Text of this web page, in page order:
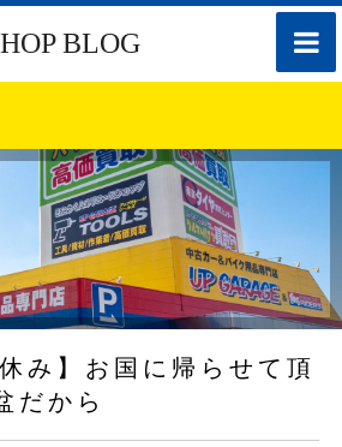
toggle
BLOG
み】お国に帰らせて頂
だから